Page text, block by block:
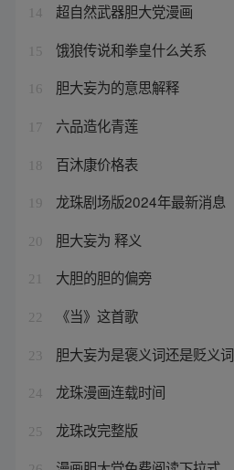
14 超自然武器胆大党漫画
15 饿狼传说和拳皇什么关系
16 胆大妄为的意思解释
17 六品造化青莲
18 百沐康价格表
19 龙珠剧场版2024年最新消息
20 胆大妄为 释义
21 大胆的胆的偏旁
22 《当》这首歌
23 胆大妄为是褒义词还是贬义词
24 龙珠漫画连载时间
25 龙珠改完整版